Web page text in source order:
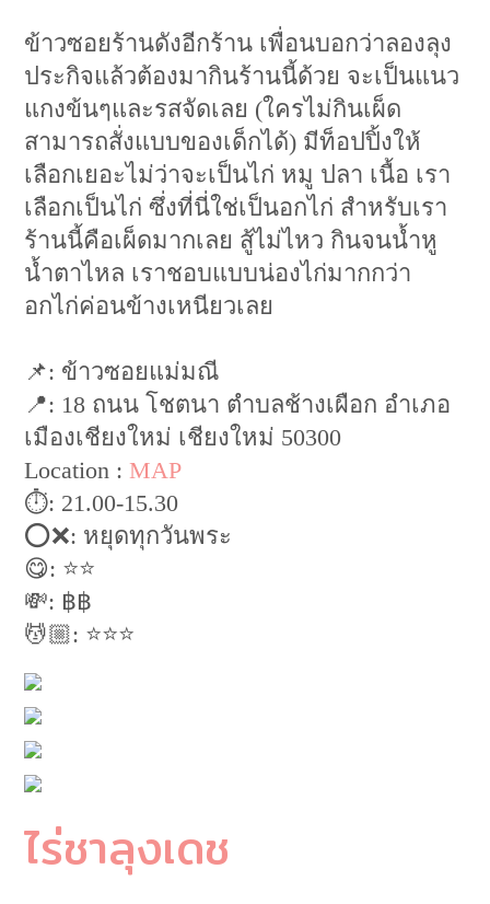
ข้าวซอยร้านดังอีกร้าน เพื่อนบอกว่าลองลุง
ประกิจแล้วต้องมากินร้านนี้ด้วย จะเป็นแนว
แกงข้นๆและรสจัดเลย (ใครไม่กินเผ็ด
สามารถสั่งแบบของเด็กได้) มีท็อปปิ้งให้
เลือกเยอะไม่ว่าจะเป็นไก่ หมู ปลา เนื้อ เรา
เลือกเป็นไก่ ซึ่งที่นี่ใช่เป็นอกไก่ สำหรับเรา
ร้านนี้คือเผ็ดมากเลย สู้ไม่ไหว กินจนน้ำหู
น้ำตาไหล เราชอบแบบน่องไก่มากกว่า
อกไก่ค่อนข้างเหนียวเลย
📌: ข้าวซอยแม่มณี
📍: 18 ถนน โชตนา ตำบลช้างเผือก อำเภอ
เมืองเชียงใหม่ เชียงใหม่ 50300
Location :MAP
⏱: 21.00-15.30
⭕️❌: หยุดทุกวันพระ
😋: ⭐️⭐️
💸: ฿฿
💆🏼: ⭐️⭐️⭐️
ไร่ชาลุงเดช